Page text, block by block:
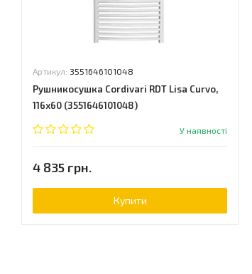
Артикул: 3551646101048
Рушникосушка Cordivari RDT Lisa Curvo,
116x60 (3551646101048)
У наявності
4 835 грн.
Купити